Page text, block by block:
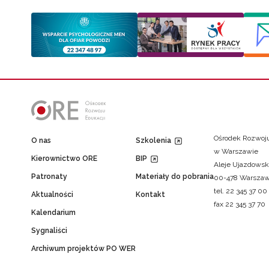
O nas
Kierownictwo ORE
Patronaty
Aktualności
Kalendarium
Sygnaliści
Archiwum projektów PO WER
Szkolenia
BIP
Materiały do pobrania
Kontakt
Ośrodek
w Warszawie
Aleje
00-478
tel. 22 345 37 00
fax 22 345 37 70